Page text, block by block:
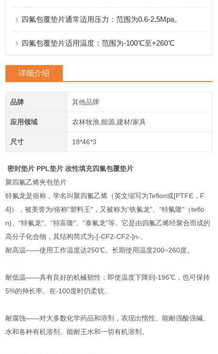
四氟包覆垫片通常适用压力：范围为0.6-2.5Mpa。
四氟包覆垫片适用温度：范围为-100℃至+260℃
详细介绍
品牌 其他品牌
应用领域 农林牧渔,能源,建材/家具
尺寸 18*46*3
密封垫片 PPL垫片 改性填充四氟包覆垫片
聚四氟乙烯夹包垫片
特氟龙是俗称，学名叫聚四氟乙烯（英文缩写为Teflon或[PTFE，F
4]），被美誉为/俗称“塑料王"，又被称为“铁氟龙"、“特氟隆"（teflo
n)、“特氟龙"、“特富隆"、“泰氟龙"等。它是由四氟乙烯经聚合而成的
高分子化合物，其结构简式为-[-CF2-CF2-]n-。
耐高温——使用工作温度达250℃。长期使用温度200~260度。
耐低温——具有良好的机械韧性；即使温度下降到-196℃，也可保持
5%的伸长率。在-100度时仍柔软。
耐腐蚀——对大多数化学药品和溶剂，表现出惰性、能耐强酸强碱、
水和各种有机溶剂。能耐王水和一切有机溶剂。